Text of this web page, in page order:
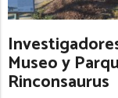
Museo y
Rinconsaurus